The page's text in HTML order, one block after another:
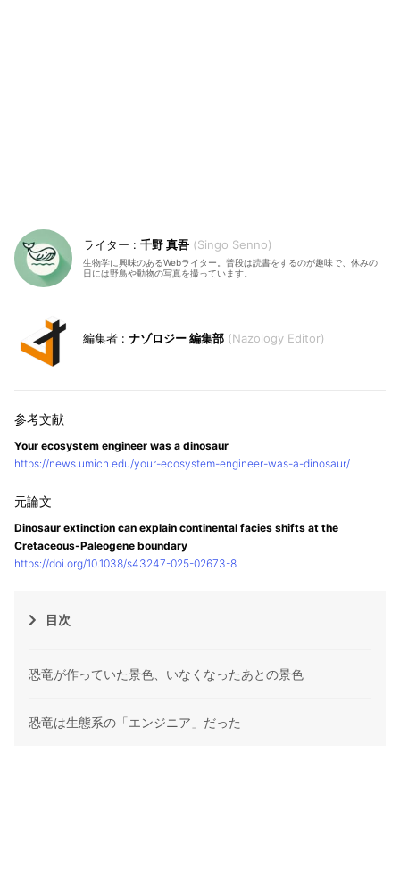
千野 真吾 Singo Senno
生物学に興味のあるWebライター。普段は読書をするのが趣味で、休みの
日には野鳥や動物の写真を撮っています。
ナゾロジー 編集部 Nazology Editor
Your ecosystem engineer was a dinosaur
https://news.umich.edu/your-ecosystem-engineer-was-a-dinosaur/
Dinosaur extinction can explain continental facies shifts at the
Cretaceous-Paleogene boundary
https://doi.org/10.1038/s43247-025-02673-8
目次
恐竜が作っていた景色、いなくなったあとの景色
恐竜は生態系の「エンジニア」だった